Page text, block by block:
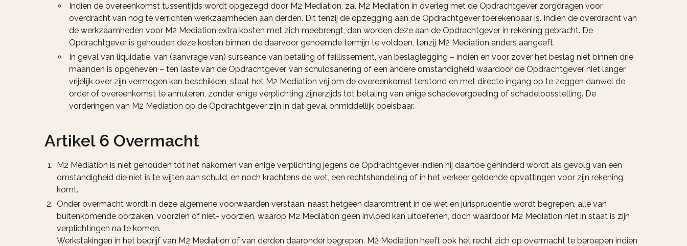
Indien de overeenkomst tussentijds wordt opgezegd door M2 Mediation, zal M2 Mediation in overleg met de Opdrachtgever zorgdragen voor
overdracht van nog te verrichten werkzaamheden aan derden. Dit tenzij de opzegging aan de Opdrachtgever toerekenbaar is. Indien de overdracht van
de werkzaamheden voor M2 Mediation extra kosten met zich meebrengt, dan worden deze aan de Opdrachtgever in rekening gebracht. De
Opdrachtgever is gehouden deze kosten binnen de daarvoor genoemde termijn te voldoen, tenzij M2 Mediation anders aangeeft.
In geval van liquidatie, van (aanvrage van) surséance van betaling of faillissement, van beslaglegging – indien en voor zover het beslag niet binnen drie
maanden is opgeheven – ten laste van de Opdrachtgever, van schuldsanering of een andere omstandigheid waardoor de Opdrachtgever niet langer
vrijelijk over zijn vermogen kan beschikken, staat het M2 Mediation vrij om de overeenkomst terstond en met directe ingang op te zeggen danwel de
order of overeenkomst te annuleren, zonder enige verplichting zijnerzijds tot betaling van enige schadevergoeding of schadeloosstelling. De
vorderingen van M2 Mediation op de Opdrachtgever zijn in dat geval onmiddellijk opeisbaar.
Artikel 6 Overmacht
M2 Mediation is niet gehouden tot het nakomen van enige verplichting jegens de Opdrachtgever indien hij daartoe gehinderd wordt als gevolg van een
omstandigheid die niet is te wijten aan schuld, en noch krachtens de wet, een rechtshandeling of in het verkeer geldende opvattingen voor zijn rekening
komt.
Onder overmacht wordt in deze algemene voorwaarden verstaan, naast hetgeen daaromtrent in de wet en jurisprudentie wordt begrepen, alle van
buitenkomende oorzaken, voorzien of niet- voorzien, waarop M2 Mediation geen invloed kan uitoefenen, doch waardoor M2 Mediation niet in staat is zijn
verplichtingen na te komen.
Werkstakingen in het bedrijf van M2 Mediation of van derden daaronder begrepen. M2 Mediation heeft ook het recht zich op overmacht te beroepen indien